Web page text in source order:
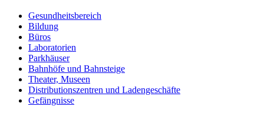
Gesundheitsbereich
Bildung
Büros
Laboratorien
Parkhäuser
Bahnhöfe und Bahnsteige
Theater, Museen
Distributionszentren und Ladengeschäfte
Gefängnisse